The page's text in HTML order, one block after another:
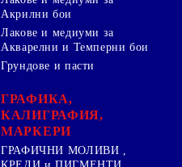
Акрилни бои
Лакове и медиуми за
Акварелни и Темперни бои
Грундове и пасти
ГРАФИКА,
КАЛИГРАФИЯ,
МАРКЕРИ
ГРАФИЧНИ МОЛИВИ ,